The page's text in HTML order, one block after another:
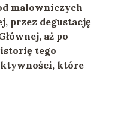
malowniczych
przez degustację
aż po
tego
które